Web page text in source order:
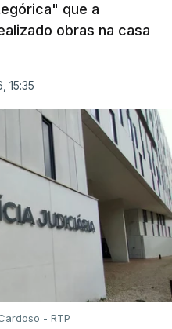
que a
obras na casa
15:35
- RTP